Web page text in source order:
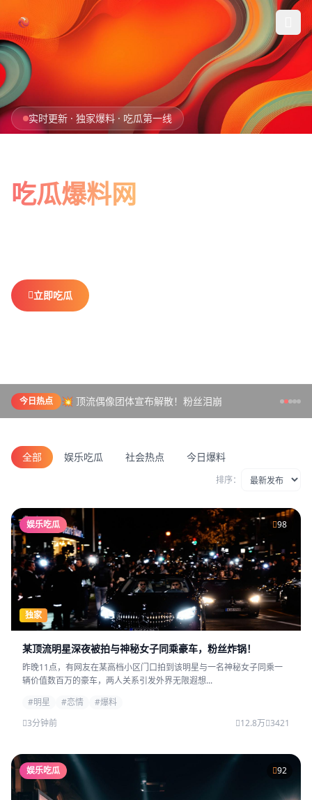
首页
今日爆料
实时更新 · 独家爆料 · 吃瓜第一线
吃瓜爆料网
立即吃瓜
今日热点 💥 顶流偶像团体宣布解散！粉丝泪崩
全部 娱乐吃瓜 社会热点 今日爆料
排序：
娱乐吃瓜 98
独家
某顶流明星深夜被拍与神秘女子同乘豪车，粉丝炸锅！
昨晚11点，有网友在某高档小区门口拍到该明星与一名神秘女子同乘一
辆价值数百万的豪车，两人关系引发外界无限遐想...
#明星
#恋情
#爆料
3分钟前
12.8万 3421
娱乐吃瓜 92